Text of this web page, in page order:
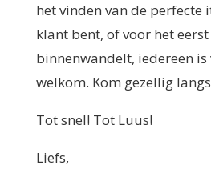
het vinden van de perfecte
klant bent, of voor het
binnenwandelt, iedereen is
welkom. Kom gezellig
Tot snel! Tot Luus!
Liefs,